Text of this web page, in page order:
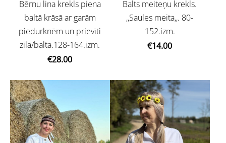
Bērnu lina krekls piena
baltā krāsā ar garām
piedurknēm un prievīti
zila/balta.128-164.izm.
€28.00
Balts meiteņu krekls.
,,Saules meita,,. 80-
152.izm.
€14.00